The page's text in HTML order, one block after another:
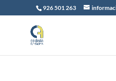
926 501 263